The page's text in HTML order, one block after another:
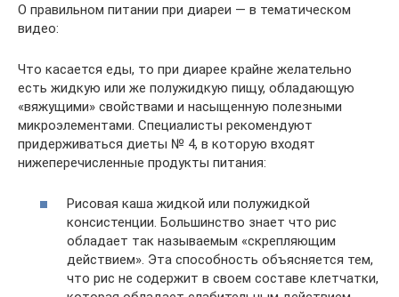
О правильном питании при диареи — в тематическом
видео:
Что касается еды, то при диарее крайне желательно
есть жидкую или же полужидкую пищу, обладающую
«вяжущими» свойствами и насыщенную полезными
микроэлементами. Специалисты рекомендуют
придерживаться диеты № 4, в которую входят
нижеперечисленные продукты питания:
Рисовая каша жидкой или полужидкой
консистенции. Большинство знает что рис
обладает так называемым «скрепляющим
действием». Эта способность объясняется тем,
что рис не содержит в своем составе клетчатки,